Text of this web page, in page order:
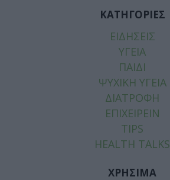
ΚΑΤΗΓΟΡΙΕΣ
ΕΙΔΗΣΕΙΣ
ΥΓΕΙΑ
ΠΑΙΔΙ
ΨΥΧΙΚΗ ΥΓΕΙΑ
ΔΙΑΤΡΟΦΗ
ΕΠΙΧΕΙΡΕΙΝ
TIPS
HEALTH TALKS
ΧΡΗΣΙΜΑ